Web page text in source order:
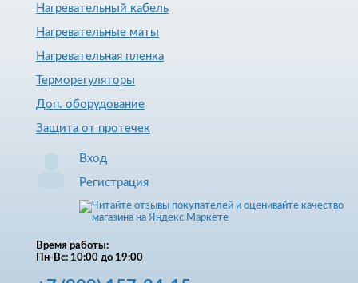
Нагревательный кабель
Нагревательные маты
Нагревательная пленка
Терморегуляторы
Доп. оборудование
Защита от протечек
Вход
Регистрация
Время работы:
Пн-Вс: 10:00 до 19:00